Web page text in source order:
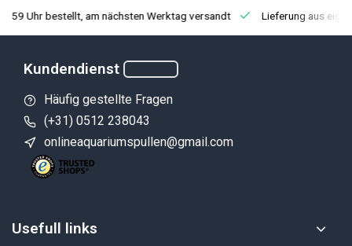
Uhr bestellt, am nächsten Werktag versandt Lieferung aus
Kundendienst
Häufig gestellte Fragen
(+31) 0512 238043
onlineaquariumspullen@gmail.com
Usefull links